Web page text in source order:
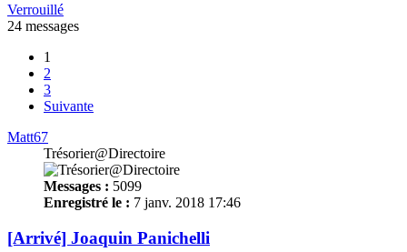
Verrouillé
24 messages
1
2
3
Suivante
Matt67
Trésorier@Directoire
Messages : 5099
Enregistré le : 7 janv. 2018 17:46
[Arrivé] Joaquin Panichelli